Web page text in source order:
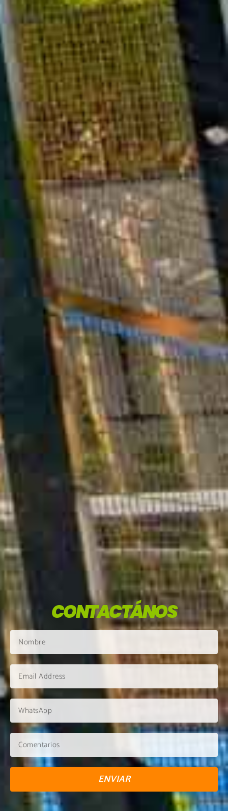
CONTACTÁNOS
ENVIAR